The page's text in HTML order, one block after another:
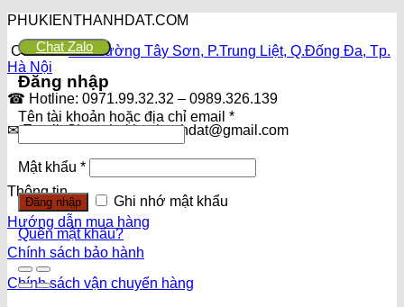
PHUKIENTHANHDAT.COM
CS1: Số250 đường Tây Sơn, P.Trung Liệt, Q.Đống Đa, Tp.
Hà Nội
☎ Hotline: 0971.99.32.32 – 0989.326.139
✉ Email: Shopphukienthanhdat@gmail.com
Thông tin
Hướng dẫn mua hàng
Chính sách bảo hành
Chính sách vận chuyển hàng
Chat Zalo
Đăng nhập
Tên tài khoản hoặc địa chỉ email *
Mật khẩu *
Đăng nhập Ghi nhớ mật khẩu
Quên mật khẩu?